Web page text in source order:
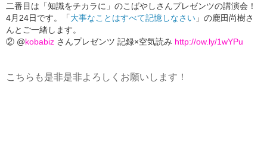
二番目は「知識をチカラに」のこばやしさんプレゼンツの講演会！
4月24日です。「大事なことはすべて記憶しなさい 」の鹿田尚樹さ
んとご一緒します。
② @kobabiz さんプレゼンツ 記録×空気読み http://ow.ly/1wYPu
こちらも是非是非よろしくお願いします！